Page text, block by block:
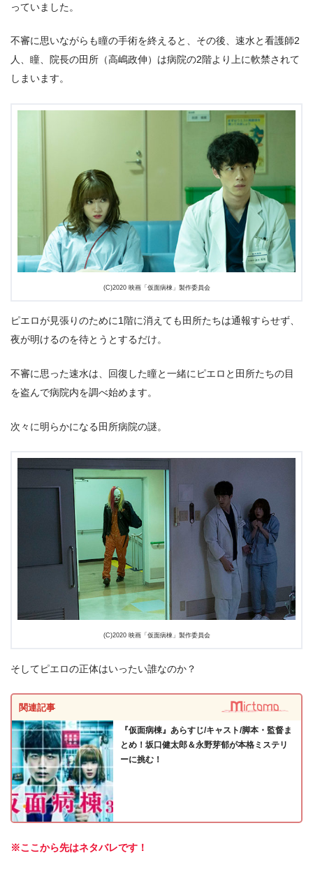
っていました。
不審に思いながらも瞳の手術を終えると、その後、速水と看護師2
人、瞳、院長の田所（高嶋政伸）は病院の2階より上に軟禁されて
しまいます。
(C)2020 映画「仮面病棟」製作委員会
ピエロが見張りのために1階に消えても田所たちは通報すらせず、
夜が明けるのを待とうとするだけ。
不審に思った速水は、回復した瞳と一緒にピエロと田所たちの目
を盗んで病院内を調べ始めます。
次々に明らかになる田所病院の謎。
(C)2020 映画「仮面病棟」製作委員会
そしてピエロの正体はいったい誰なのか？
関連記事
『仮面病棟』あらすじ/キャスト/脚本・監督ま
とめ！坂口健太郎＆永野芽郁が本格ミステリ
ーに挑む！
※ここから先はネタバレです！